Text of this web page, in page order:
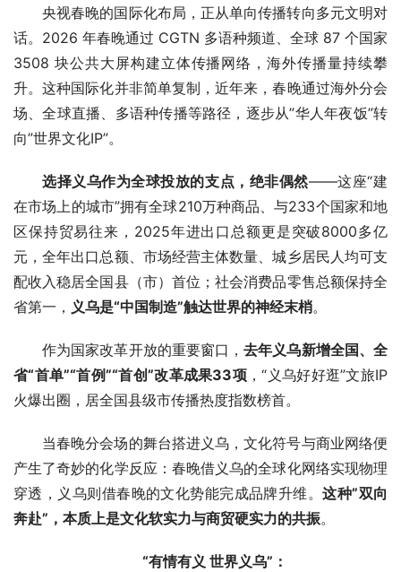
央视春晚的国际化布局，正从单向传播转向多元文明对
话。2026 年春晚通过 CGTN 多语种频道、全球 87 个国家
3508 块公共大屏构建立体传播网络，海外传播量持续攀
升。这种国际化并非简单复制，近年来，春晚通过海外分会
场、全球直播、多语种传播等路径，逐步从”华人年夜饭”转
向”世界文化IP”。
选择义乌作为全球投放的支点，绝非偶然——这座“建
在市场上的城市”拥有全球210万种商品、与233个国家和地
区保持贸易往来，2025年进出口总额更是突破8000多亿
元，全年出口总额、市场经营主体数量、城乡居民人均可支
配收入稳居全国县（市）首位；社会消费品零售总额保持全
省第一， 义乌是“中国制造”触达世界的神经末梢。
作为国家改革开放的重要窗口，去年义乌新增全国、全
省“首单”“首例”“首创”改革成果33项 ，“义乌好好逛”文旅IP
火爆出圈，居全国县级市传播热度指数榜首。
当春晚分会场的舞台搭进义乌，文化符号与商业网络便
产生了奇妙的化学反应：春晚借义乌的全球化网络实现物理
穿透，义乌则借春晚的文化势能完成品牌升维。这种”双向
奔赴”，本质上是文化软实力与商贸硬实力的共振。
“有情有义 世界义乌”：